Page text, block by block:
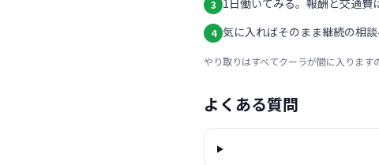
3 1日働いてみる。報酬と交通費
4 気に入ればそのまま継続の相
やり取りはすべてクーラが間に入ります
よくある質問